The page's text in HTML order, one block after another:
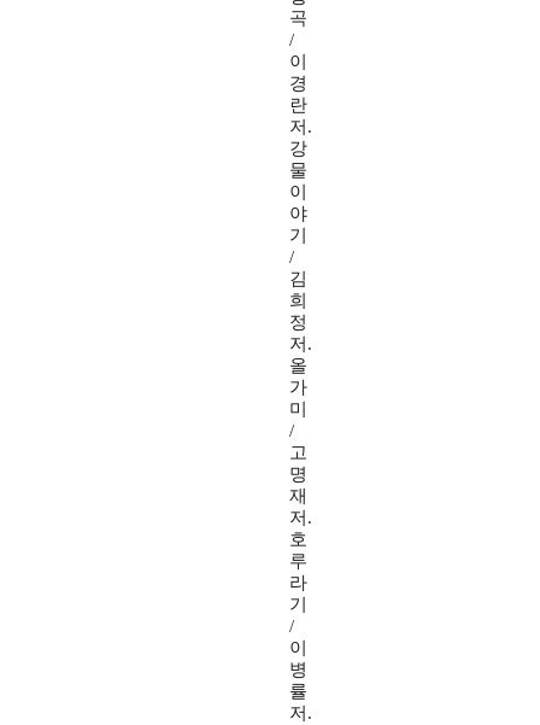
곡
/
이
경
란
저.
강
물
이
야
기
/
김
희
정
저.
올
가
미
/
고
명
재
저.
호
루
라
기
/
이
병
률
저.